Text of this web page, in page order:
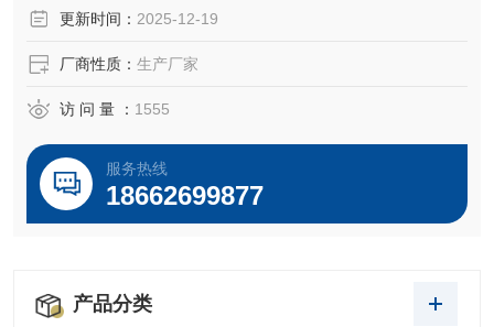
更新时间： 2025-12-19
厂商性质： 生产厂家
访 问 量 ： 1555
服务热线
18662699877
产品分类